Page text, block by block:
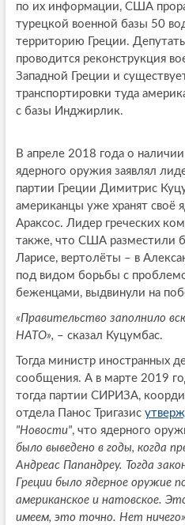
по их информации, США
турецкой военной базы 50
территорию Греции.
проводится реконструкция
Западной Греции и
транспортировки туда
с базы Инджирлик.
В апреле 2018 года о
ядерного оружия заявлял
партии Греции Димитрис
американцы уже хранят своё
Араксос. Лидер греческих
также, что США разместили
Ларисе, вертолёты – в
под видом борьбы с
беженцами, выдвинули на
«Правительство заполнило
НАТО», – сказал Куцумбас.
Тогда министр иностранных
сообщения. А в марте 2019
тогда партии СИРИЗА,
отдела Панос Тригазис
"Новости", что ядерного
было выведено в годы, когда
Андреас Папандреу. Тогда
Греции было ядерное оружие
американское и натовское.
имеем, это точно. Нет ничего»